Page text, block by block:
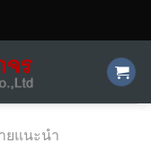
ยแนะนำ